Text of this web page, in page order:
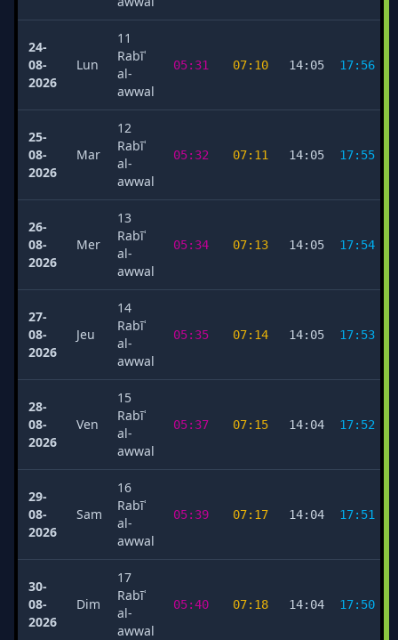
24-
08-
2026
Lun
11
Rabīʿ
al-
awwal
05:31 07:10 14:05 17:56
25-
08-
2026
Mar
12
Rabīʿ
al-
awwal
05:32 07:11 14:05 17:55
26-
08-
2026
Mer
13
Rabīʿ
al-
awwal
05:34 07:13 14:05 17:54
27-
08-
2026
Jeu
14
Rabīʿ
al-
awwal
05:35 07:14 14:05 17:53
28-
08-
2026
Ven
15
Rabīʿ
al-
awwal
05:37 07:15 14:04 17:52
29-
08-
2026
Sam
16
Rabīʿ
al-
awwal
05:39 07:17 14:04 17:51
30-
08-
2026
Dim
17
Rabīʿ
al-
awwal
05:40 07:18 14:04 17:50